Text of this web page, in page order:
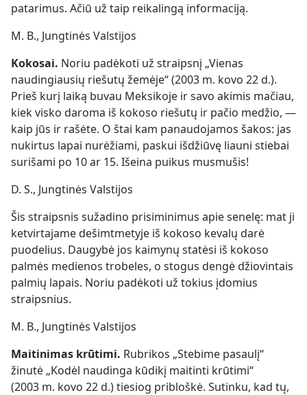
patarimus. Ačiū už taip reikalingą informaciją.
M. B., Jungtinės Valstijos
Kokosai. Noriu padėkoti už straipsnį „Vienas
naudingiausių riešutų žemėje“ (2003 m. kovo 22 d.).
Prieš kurį laiką buvau Meksikoje ir savo akimis mačiau,
kiek visko daroma iš kokoso riešutų ir pačio medžio, —
kaip jūs ir rašėte. O štai kam panaudojamos šakos: jas
nukirtus lapai nurėžiami, paskui išdžiūvę liauni stiebai
surišami po 10 ar 15. Išeina puikus musmušis!
D. S., Jungtinės Valstijos
Šis straipsnis sužadino prisiminimus apie senelę: mat ji
ketvirtajame dešimtmetyje iš kokoso kevalų darė
puodelius. Daugybė jos kaimynų statėsi iš kokoso
palmės medienos trobeles, o stogus dengė džiovintais
palmių lapais. Noriu padėkoti už tokius įdomius
straipsnius.
M. B., Jungtinės Valstijos
Maitinimas krūtimi. Rubrikos „Stebime pasaulį“
žinutė „Kodėl naudinga kūdikį maitinti krūtimi“
(2003 m. kovo 22 d.) tiesiog pribloškė. Sutinku, kad tų,